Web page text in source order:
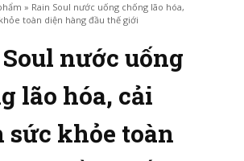
» Rain Soul nước uống chống lão hóa,
toàn diện hàng đầu thế giới
nước uống
lão hóa, cải
sức khỏe toàn